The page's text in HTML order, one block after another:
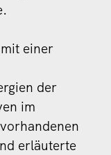
einer
der
im
erläuterte